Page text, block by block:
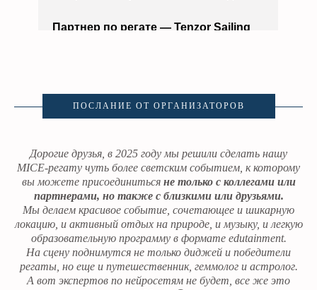
Партнер по регате — Tenzor Sailing
ПОСЛАНИЕ ОТ ОРГАНИЗАТОРОВ
Дорогие друзья, в 2025 году мы решили сделать нашу
MICE-регату чуть более светским событием, к которому
вы можете присоединиться не только с коллегами или
партнерами, но также с близкими или друзьями.
Мы делаем красивое событие, сочетающее и шикарную
локацию, и активный отдых на природе, и музыку, и легкую
образовательную программу в формате edutainment.
На сцену поднимутся не только диджей и победители
регаты, но еще и путешественник, геммолог и астролог.
А вот экспертов по нейросетям не будет, все же это